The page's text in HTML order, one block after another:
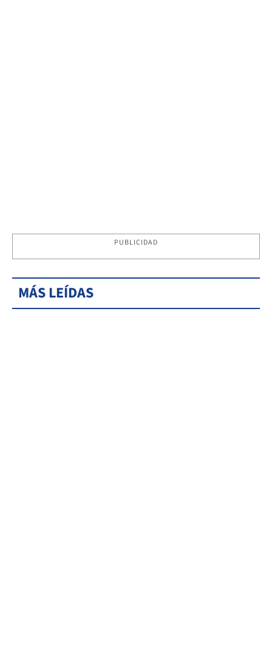
PUBLICIDAD
MÁS LEÍDAS